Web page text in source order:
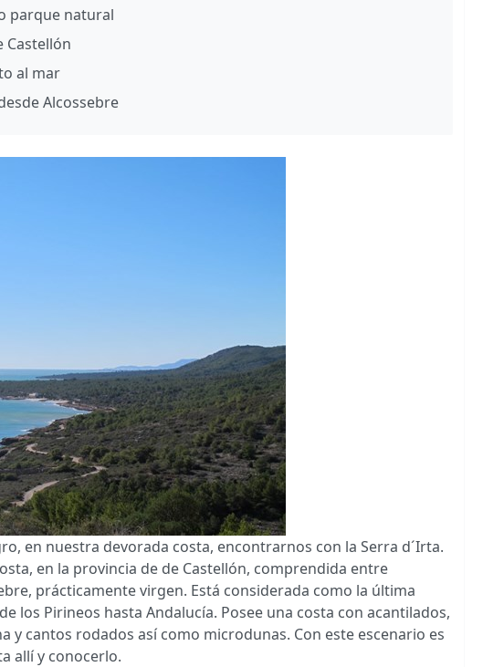
parque natural
Castellón
al mar
Alcossebre
en nuestra devorada costa, encontrarnos con la Serra d´Irta.
en la provincia de de Castellón, comprendida entre
prácticamente virgen. Está considerada como la última
los Pirineos hasta Andalucía. Posee una costa con acantilados,
y cantos rodados así como microdunas. Con este escenario es
allí y conocerlo.